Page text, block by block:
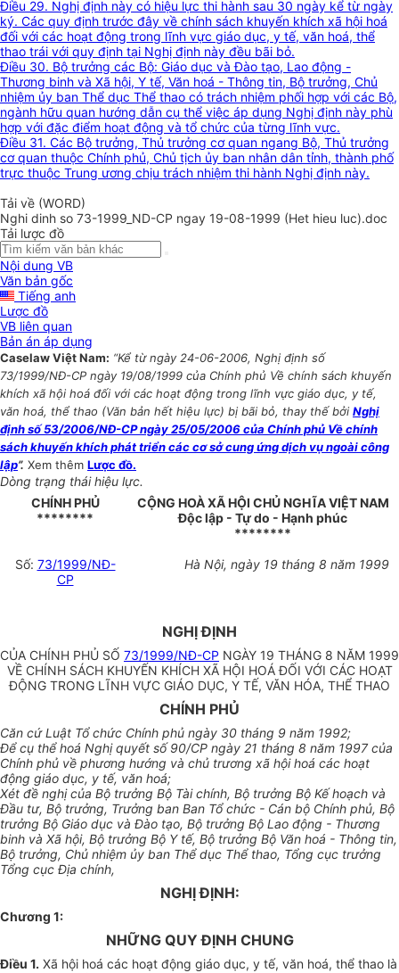
Điều 29. Nghị định này có hiệu lực thi hành sau 30 ngày kể từ ngày
ký. Các quy định trước đây về chính sách khuyến khích xã hội hoá
đối với các hoạt động trong lĩnh vực giáo dục, y tế, văn hoá, thể
thao trái với quy định tại Nghị định này đều bãi bỏ.
Điều 30. Bộ trưởng các Bộ: Giáo dục và Đào tạo, Lao động -
Thương binh và Xã hội, Y tế, Văn hoá - Thông tin, Bộ trưởng, Chủ
nhiệm ủy ban Thể dục Thể thao có trách nhiệm phối hợp với các Bộ,
ngành hữu quan hướng dẫn cụ thể việc áp dụng Nghị định này phù
hợp với đặc điểm hoạt động và tổ chức của từng lĩnh vực.
Điều 31. Các Bộ trưởng, Thủ trưởng cơ quan ngang Bộ, Thủ trưởng
cơ quan thuộc Chính phủ, Chủ tịch ủy ban nhân dân tỉnh, thành phố
trực thuộc Trung ương chịu trách nhiệm thi hành Nghị định này.
Tải về (WORD)
Nghi dinh so 73-1999_ND-CP ngay 19-08-1999 (Het hieu luc).doc
Tải lược đồ
Nội dung VB
Văn bản gốc
Tiếng anh
Lược đồ
VB liên quan
Bản án áp dụng
Caselaw Việt Nam: “Kể từ ngày 24-06-2006, Nghị định số
73/1999/NĐ-CP ngày 19/08/1999 của Chính phủ Về chính sách khuyến
khích xã hội hoá đối với các hoạt động trong lĩnh vực giáo dục, y tế,
văn hoá, thể thao (Văn bản hết hiệu lực) bị bãi bỏ, thay thế bởi Nghị
định số 53/2006/NĐ-CP ngày 25/05/2006 của Chính phủ Về chính
sách khuyến khích phát triển các cơ sở cung ứng dịch vụ ngoài công
lập”. Xem thêm Lược đồ.
Dòng trạng thái hiệu lực.
CHÍNH PHỦ
********
CỘNG HOÀ XÃ HỘI CHỦ NGHĨA VIỆT NAM
Độc lập - Tự do - Hạnh phúc
********
Số: 73/1999/NĐ-
CP
Hà Nội, ngày 19 tháng 8 năm 1999
NGHỊ ĐỊNH
CỦA CHÍNH PHỦ SỐ 73/1999/NĐ-CP NGÀY 19 THÁNG 8 NĂM 1999
VỀ CHÍNH SÁCH KHUYẾN KHÍCH XÃ HỘI HOÁ ĐỐI VỚI CÁC HOẠT
ĐỘNG TRONG LĨNH VỰC GIÁO DỤC, Y TẾ, VĂN HÓA, THỂ THAO
CHÍNH PHỦ
Căn cứ Luật Tổ chức Chính phủ ngày 30 tháng 9 năm 1992;
Để cụ thể hoá Nghị quyết số 90/CP ngày 21 tháng 8 năm 1997 của
Chính phủ về phương hướng và chủ trương xã hội hoá các hoạt
động giáo dục, y tế, văn hoá;
Xét đề nghị của Bộ trưởng Bộ Tài chính, Bộ trưởng Bộ Kế hoạch và
Đầu tư, Bộ trưởng, Trưởng ban Ban Tổ chức - Cán bộ Chính phủ, Bộ
trưởng Bộ Giáo dục và Đào tạo, Bộ trưởng Bộ Lao động - Thương
binh và Xã hội, Bộ trưởng Bộ Y tế, Bộ trưởng Bộ Văn hoá - Thông tin,
Bộ trưởng, Chủ nhiệm ủy ban Thể dục Thể thao, Tổng cục trưởng
Tổng cục Địa chính,
NGHỊ ĐỊNH:
Chương 1:
NHỮNG QUY ĐỊNH CHUNG
Điều 1. Xã hội hoá các hoạt động giáo dục, y tế, văn hoá, thể thao là